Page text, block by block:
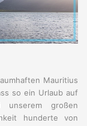
Mauritius
so ein Urlaub auf
großen
hunderte von